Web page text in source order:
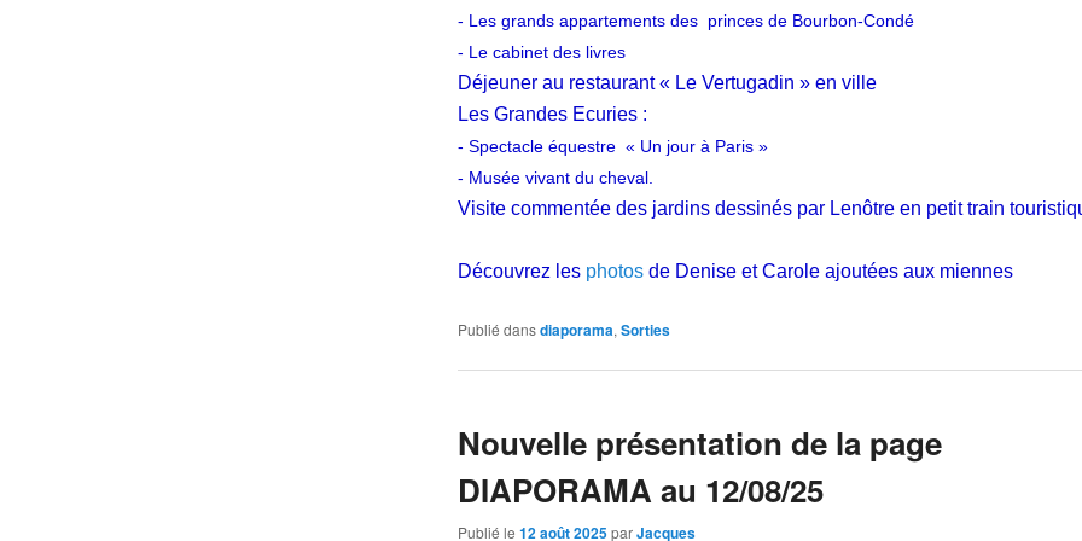
- Les grands appartements des princes de Bourbon-Condé
- Le cabinet des livres
Déjeuner au restaurant « Le Vertugadin » en ville
Les Grandes Ecuries :
- Spectacle équestre « Un jour à Paris »
- Musée vivant du cheval.
Visite commentée des jardins dessinés par Lenôtre en petit train
Découvrez les photos de Denise et Carole ajoutées aux miennes
Publié dans diaporama,Sorties
Nouvelle présentation de la page
DIAPORAMA au 12/08/25
Publié le12 août 2025 parJacques